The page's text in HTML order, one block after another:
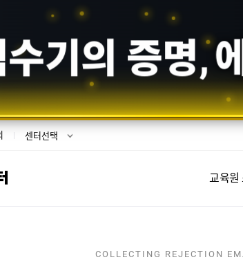
기의 증명,
센터선택
교육원
COLLECTING REJECTION